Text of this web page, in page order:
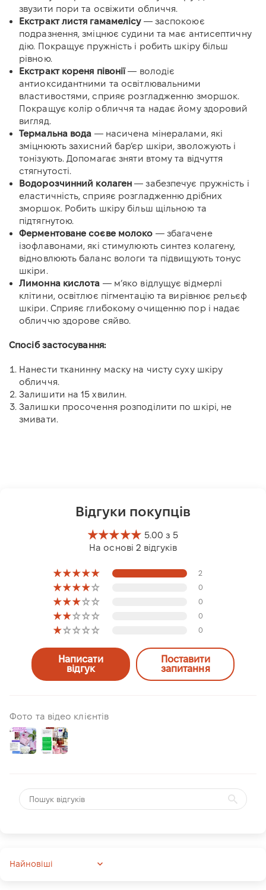
звузити пори та освіжити обличчя.
Екстракт листя гамамелісу— заспокоює
подразнення, зміцнює судини та має антисептичну
дію. Покращує пружність і робить шкіру більш
рівною.
Екстракт кореня півонії— володіє
антиоксидантними та освітлювальними
властивостями, сприяє розгладженню зморшок.
Покращує колір обличчя та надає йому здоровий
вигляд.
Термальна вода — насичена мінералами, які
зміцнюють захисний бар’єр шкіри, зволожують і
тонізують. Допомагає зняти втому та відчуття
стягнутості.
Водорозчинний колаген — забезпечує пружність і
еластичність, сприяє розгладженню дрібних
зморшок. Робить шкіру більш щільною та
підтягнутою.
Ферментоване соєве молоко — збагачене
ізофлавонами, які стимулюють синтез колагену,
відновлюють баланс вологи та підвищують тонус
шкіри.
Лимонна кислота — м’яко відлущує відмерлі
клітини, освітлює пігментацію та вирівнює рельєф
шкіри. Сприяє глибокому очищенню пор і надає
обличчю здорове сяйво.
Спосіб застосування:
Нанести тканинну маску на чисту суху шкіру
обличчя.
Залишити на 15 хвилин.
Залишки просочення розподілити по шкірі, не
змивати.
Відгуки покупців
5.00 з 5
На основі 2 відгуків
2
0
0
0
0
Написати
відгук
Поставити
запитання
Фото та відео клієнтів
Sort by